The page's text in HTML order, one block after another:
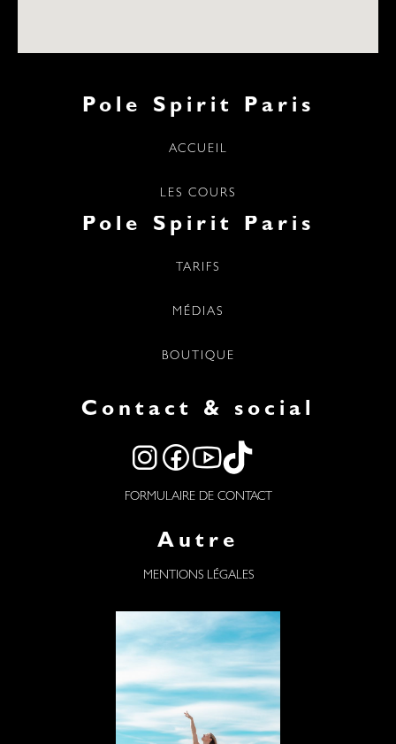
Pole Spirit Paris
ACCUEIL
LES COURS
Pole Spirit Paris
TARIFS
MÉDIAS
BOUTIQUE
Contact & social
FORMULAIRE DE CONTACT
Autre
MENTIONS LÉGALES